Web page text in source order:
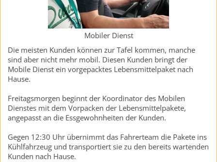
Mobiler Dienst
Die meisten Kunden können zur Tafel kommen, manche
sind aber nicht mehr mobil. Diesen Kunden bringt der
Mobile Dienst ein vorgepacktes Lebensmittelpaket nach
Hause.
Freitagsmorgen beginnt der Koordinator des Mobilen
Dienstes mit dem Vorpacken der Lebensmittelpakete,
angepasst an die Essgewohnheiten der Kunden.
Gegen 12:30 Uhr übernimmt das Fahrerteam die Pakete ins
Kühlfahrzeug und transportiert sie zu den bereits wartenden
Kunden nach Hause.